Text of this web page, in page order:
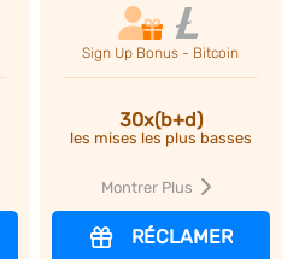
Sign Up Bonus - Bitcoin
30x(b+d)
les mises les plus basses
Montrer Plus
RÉCLAMER